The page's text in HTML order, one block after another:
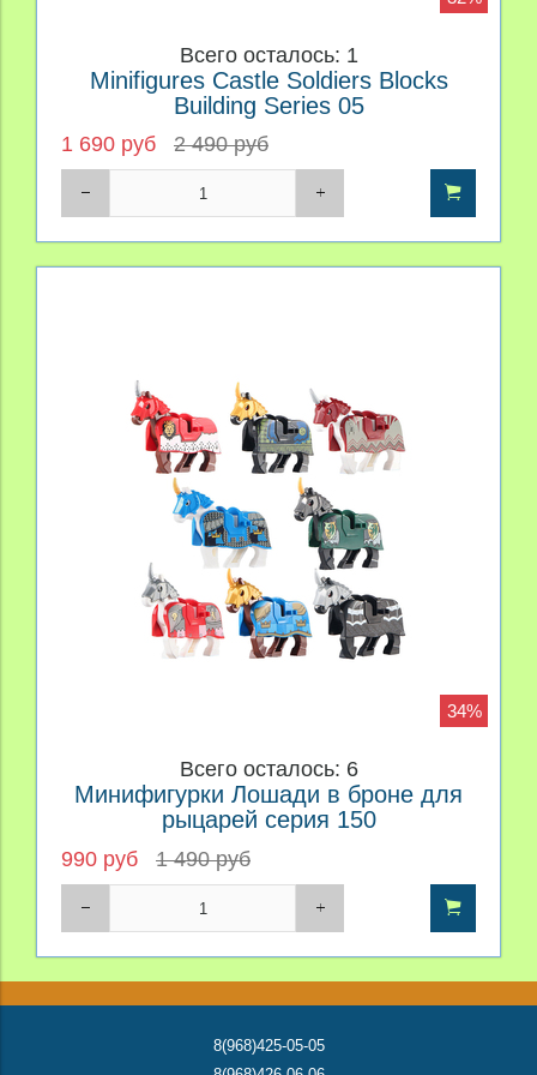
Всего осталось: 1
Minifigures Castle Soldiers Blocks
Building Series 05
1 690 руб 2 490 руб
34%
Всего осталось: 6
Минифигурки Лошади в броне для
рыцарей серия 150
990 руб 1 490 руб
8(968)425-05-05